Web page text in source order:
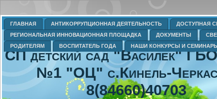
ГЛАВНАЯ АНТИКОРРУПЦИОННАЯ ДЕЯТЕЛЬНОСТЬ
ДОСТУПНАЯ
РЕГИОНАЛЬНАЯ ИННОВАЦИОННАЯ ПЛОЩАДКА
ДОКУМЕНТЫ
РОДИТЕЛЯМ
ВОСПИТАТЕЛЬ ГОДА НАШИ КОНКУРСЫ И
СП детский сад "Василек"
№1 "ОЦ" с.Кинель-
8(84660)40703